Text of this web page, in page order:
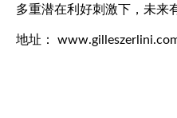
多重潜在利好刺激下，未来
地址：